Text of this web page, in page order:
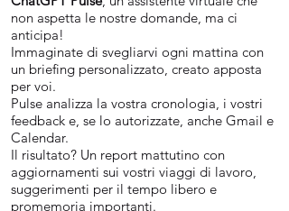
non aspetta le nostre domande, ma ci
anticipa!
Immaginate di svegliarvi ogni mattina con
un briefing personalizzato, creato apposta
per voi.
Pulse analizza la vostra cronologia, i vostri
feedback e, se lo autorizzate, anche Gmail e
Calendar.
Il risultato? Un report mattutino con
aggiornamenti sui vostri viaggi di lavoro,
suggerimenti per il tempo libero e
promemoria importanti.